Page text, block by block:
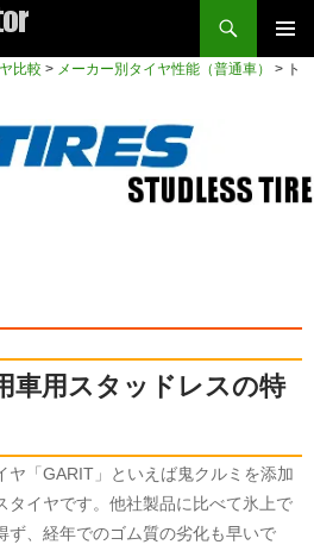
メイン
比較 > メーカー別タイヤ性能（普通車） > ト
車用スタッドレスの特
ヤ「GARIT」といえば鬼クルミを添加
タイヤです。他社製品に比べて氷上で
ず、経年でのゴム質の劣化も早いで